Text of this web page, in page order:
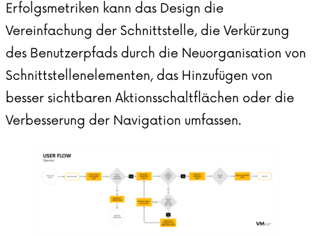
Erfolgsmetriken kann das Design die
Vereinfachung der Schnittstelle, die Verkürzung
des Benutzerpfads durch die Neuorganisation von
Schnittstellenelementen, das Hinzufügen von
besser sichtbaren Aktionsschaltflächen oder die
Verbesserung der Navigation umfassen.